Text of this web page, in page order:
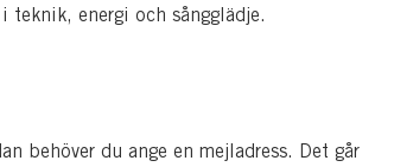
energi och sångglädje.
behöver du ange en mejladress. Det går